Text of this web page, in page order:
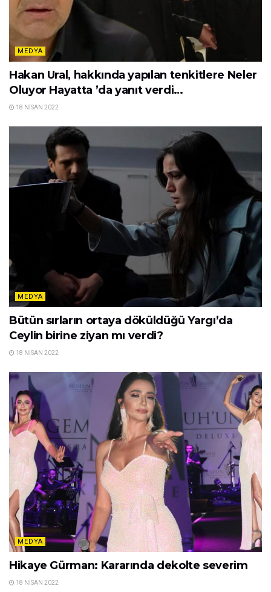
MEDYA
Hakan Ural, hakkında yapılan tenkitlere Neler
Oluyor Hayatta ’da yanıt verdi…
18 NISAN 2022
MEDYA
Bütün sırların ortaya döküldüğü Yargı’da
Ceylin birine ziyan mı verdi?
18 NISAN 2022
MEDYA
Hikaye Gürman: Kararında dekolte severim
18 NISAN 2022